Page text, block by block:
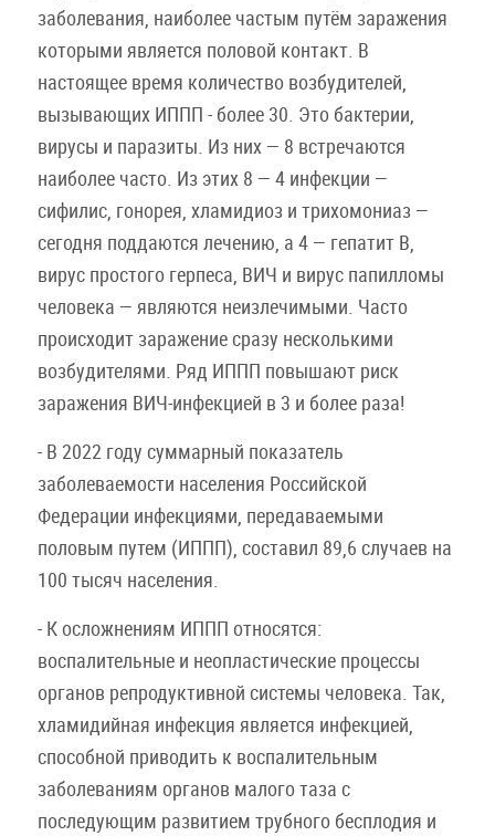
заболевания, наиболее частым путём заражения
которыми является половой контакт. В
настоящее время количество возбудителей,
вызывающих ИППП - более 30. Это бактерии,
вирусы и паразиты. Из них — 8 встречаются
наиболее часто. Из этих 8 — 4 инфекции —
сифилис, гонорея, хламидиоз и трихомониаз —
сегодня поддаются лечению, а 4 — гепатит В,
вирус простого герпеса, ВИЧ и вирус папилломы
человека — являются неизлечимыми. Часто
происходит заражение сразу несколькими
возбудителями. Ряд ИППП повышают риск
заражения ВИЧ-инфекцией в 3 и более раза!
- В 2022 году суммарный показатель
заболеваемости населения Российской
Федерации инфекциями, передаваемыми
половым путем (ИППП), составил 89,6 случаев на
100 тысяч населения.
- К осложнениям ИППП относятся:
воспалительные и неопластические процессы
органов репродуктивной системы человека. Так,
хламидийная инфекция является инфекцией,
способной приводить к воспалительным
заболеваниям органов малого таза с
последующим развитием трубного бесплодия и